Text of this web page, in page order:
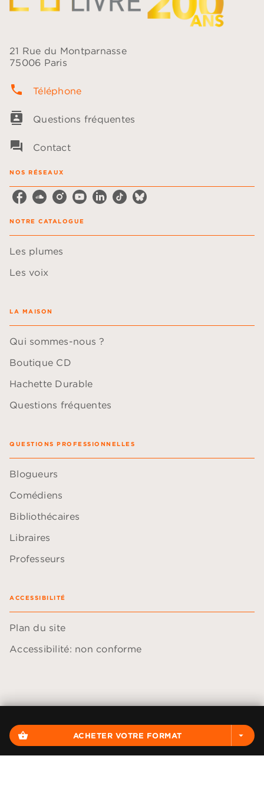
shopping_basket ACHETER VOTRE FORMAT arrow_drop_down
21 Rue du Montparnasse
75006 Paris
phone Téléphone
contacts Questions fréquentes
question_answer Contact
NOS RÉSEAUX
NOTRE CATALOGUE
Les plumes
Les voix
LA MAISON
Qui sommes-nous ?
Boutique CD
Hachette Durable
Questions fréquentes
QUESTIONS PROFESSIONNELLES
Blogueurs
Comédiens
Bibliothécaires
Libraires
Professeurs
ACCESSIBILITÉ
Plan du site
Accessibilité: non conforme
Paramétrer vos cookies
Mentions légales